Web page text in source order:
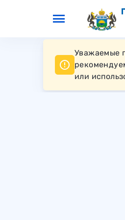
Перейти к
Уважаемые
или